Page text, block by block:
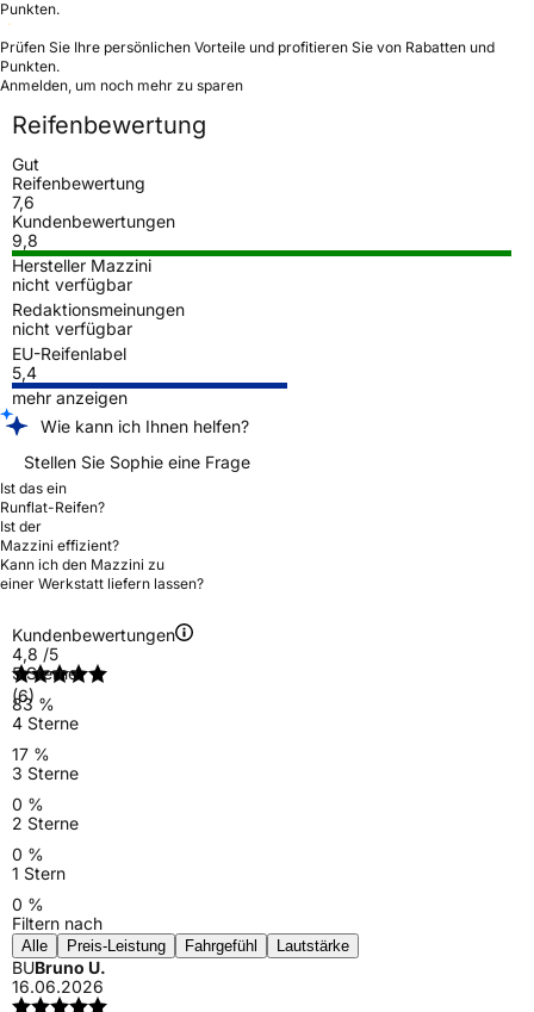
Punkten.
Prüfen Sie Ihre persönlichen Vorteile und profitieren Sie von Rabatten und
Punkten.
Anmelden, um noch mehr zu sparen
Reifenbewertung
Gut
Reifenbewertung
7,6
Kundenbewertungen
9,8
Hersteller Mazzini
nicht verfügbar
Redaktionsmeinungen
nicht verfügbar
EU-Reifenlabel
5,4
mehr anzeigen
Wie kann ich Ihnen helfen?
Stellen Sie Sophie eine Frage
Ist das ein
Runflat-Reifen?
Ist der
Mazzini effizient?
Kann ich den Mazzini zu
einer Werkstatt liefern lassen?
Kundenbewertungen
4,8 /5
(6)
5 Sterne
83 %
4 Sterne
17 %
3 Sterne
0 %
2 Sterne
0 %
1 Stern
0 %
Filtern nach
Alle Preis-Leistung Fahrgefühl Lautstärke
BUBruno U.
16.06.2026